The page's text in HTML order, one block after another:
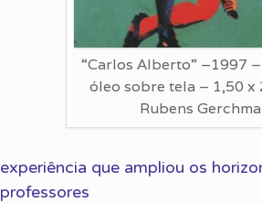
“Carlos Alberto” –1997
óleo sobre tela – 1,50 x
Rubens
experiência que ampliou os
professores